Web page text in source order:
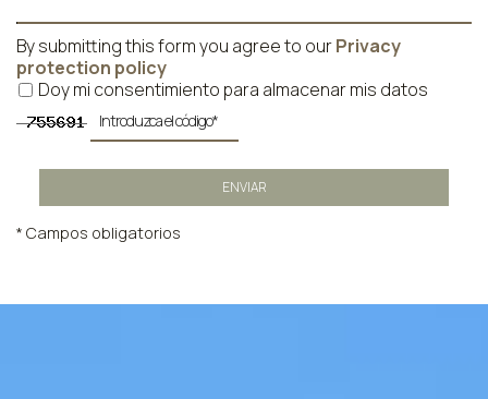
By submitting this form you agree to ourPrivacy
protection policy
Doy mi consentimiento para almacenar mis datos
ENVIAR
* Campos obligatorios